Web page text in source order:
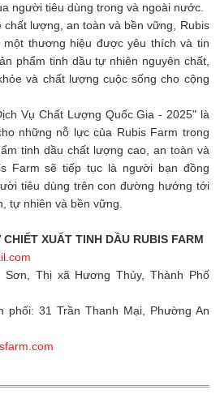
người tiêu dùng trong và ngoài nước.
lượng, an toàn và bền vững, Rubis
thương hiệu được yêu thích và tin
phẩm tinh dầu tự nhiên nguyên chất,
và chất lượng cuộc sống cho cộng
Vụ Chất Lượng Quốc Gia - 2025" là
những nỗ lực của Rubis Farm trong
tinh dầu chất lượng cao, an toàn và
Farm sẽ tiếp tục là người bạn đồng
tiêu dùng trên con đường hướng tới
tự nhiên và bền vững.
XUẤT TINH DẦU RUBIS FARM
Thị xã Hương Thủy, Thành Phố
phối: 31 Trần Thanh Mại, Phường An